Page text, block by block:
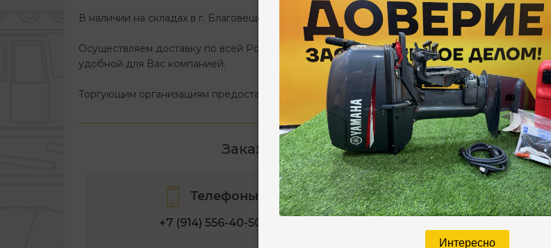
В наличии на складах в г. Благовещенске (Амурская область) и г. Хейхе.
Осуществляем доставку по всей России транспортными компаниями ПЭК, Энергия,
удобной для Вас компанией.
Торгующим организациям предоставляем оптимально выгодные условия работы.
Закажите сейчас или позвоните нам для
Телефоны
+7 (914) 556-40-50
Наш адрес
Артиллерийская, д. 116/1
Интересно